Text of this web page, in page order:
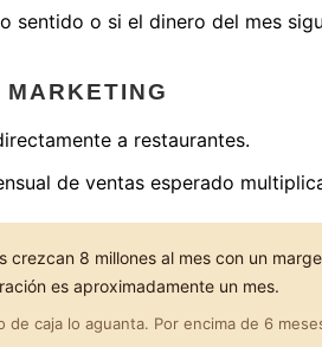
sentido o si el dinero del mes
a restaurantes.
de ventas esperado
8 millones al mes con un
es aproximadamente un mes.
caja lo aguanta. Por encima de 6